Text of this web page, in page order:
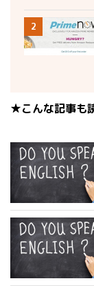
2
★こんな記事も